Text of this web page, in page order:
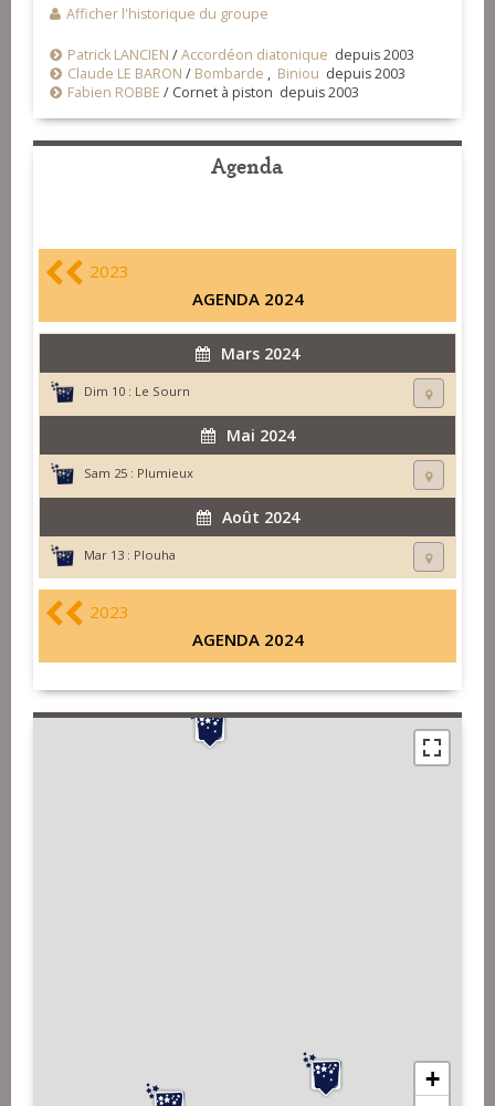
Afficher l'historique du groupe
Patrick LANCIEN /Accordéon diatonique depuis 2003
Claude LE BARON / Bombarde , Biniou depuis 2003
Fabien ROBBE / Cornet à piston depuis 2003
Agenda
2023
AGENDA 2024
Mars 2024
Dim 10 : Le Sourn
Mai 2024
Sam 25 : Plumieux
Août 2024
Mar 13 : Plouha
2023
AGENDA 2024
+